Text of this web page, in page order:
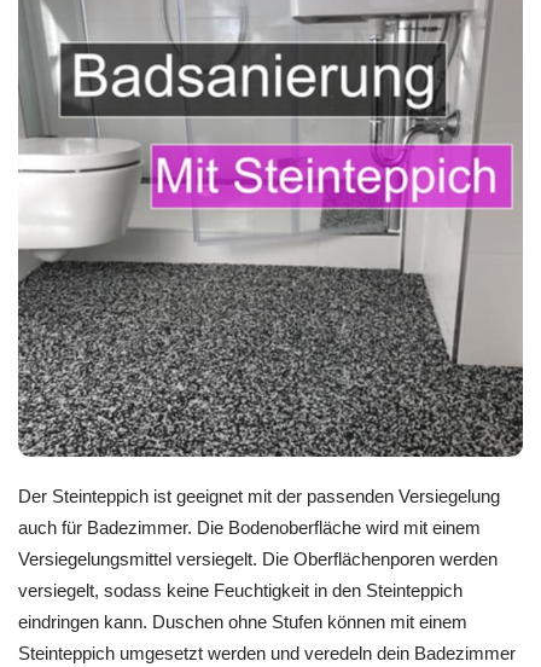
Der Steinteppich ist geeignet mit der passenden Versiegelung
auch für Badezimmer. Die Bodenoberfläche wird mit einem
Versiegelungsmittel versiegelt. Die Oberflächenporen werden
versiegelt, sodass keine Feuchtigkeit in den Steinteppich
eindringen kann. Duschen ohne Stufen können mit einem
Steinteppich umgesetzt werden und veredeln dein Badezimmer